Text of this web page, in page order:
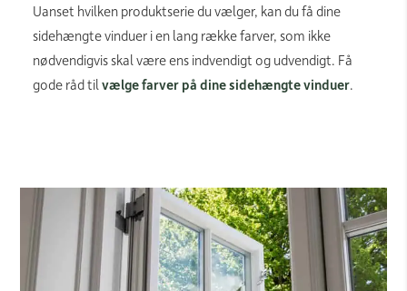
Uanset hvilken produktserie du vælger, kan du få dine
sidehængte vinduer i en lang række farver, som ikke
nødvendigvis skal være ens indvendigt og udvendigt. Få
gode råd til vælge farver på dine sidehængte vinduer.